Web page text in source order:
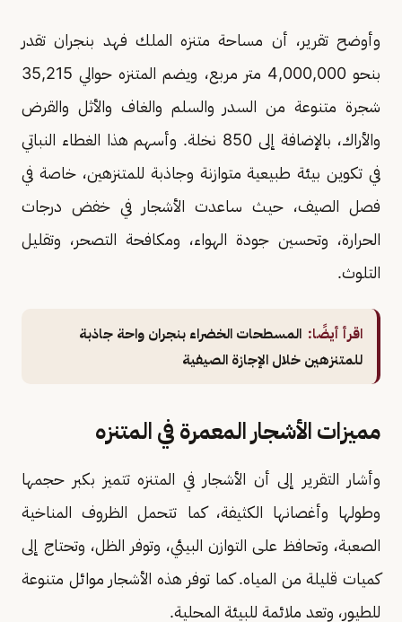
وأوضح تقرير، أن مساحة متنزه الملك فهد بنجران تقدر
بنحو 4,000,000 متر مربع، ويضم المتنزه حوالي 35,215
شجرة متنوعة من السدر والسلم والغاف والأثل والقرض
والأراك، بالإضافة إلى 850 نخلة. وأسهم هذا الغطاء النباتي
في تكوين بيئة طبيعية متوازنة وجاذبة للمتنزهين، خاصة في
فصل الصيف، حيث ساعدت الأشجار في خفض درجات
الحرارة، وتحسين جودة الهواء، ومكافحة التصحر، وتقليل
التلوث.
اقرأ أيضًا: المسطحات الخضراء بنجران واحة جاذبة
للمتنزهين خلال الإجازة الصيفية
مميزات الأشجار المعمرة في المتنزه
وأشار التقرير إلى أن الأشجار في المتنزه تتميز بكبر حجمها
وطولها وأغصانها الكثيفة، كما تتحمل الظروف المناخية
الصعبة، وتحافظ على التوازن البيئي، وتوفر الظل، وتحتاج إلى
كميات قليلة من المياه. كما توفر هذه الأشجار موائل متنوعة
للطيور، وتعد ملائمة للبيئة المحلية.